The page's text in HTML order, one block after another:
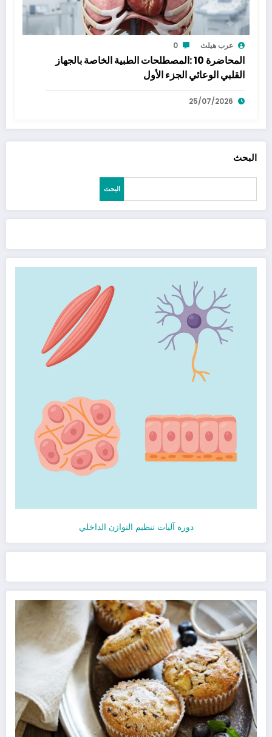
عرب هيلث 0
المحاضرة 10 :المصطلحات الطبية الخاصة بالجهاز
القلبي الوعائي الجزء الأول
25/07/2026
البحث
البحث
دورة آليات تنظيم التوازن الداخلي